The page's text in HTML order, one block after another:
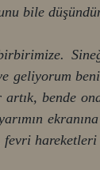
bile
geliyorum
bende